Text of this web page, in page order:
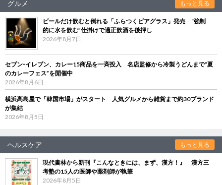
グルメ もっと見る
ビールだけ飲むと倒れる「ふらつくビアグラス」発売 “強制
的に水を飲む”仕掛けで適正飲酒を後押し
2026年8月7日
セブン‐イレブン、カレー15商品を一斉投入 名店監修から冷製うどんまで“夏
のカレーフェス”を開催中
2026年8月6日
横浜高島屋で「韓国市場」がスタート 人気グルメから雑貨まで約30ブランド
が集結
2026年8月5日
ヘルスケア もっと見る
現代書林から新刊『こんなときには、まず、漢方！』 漢方三
考塾の15人の医師や薬剤師が執筆
2026年8月5日